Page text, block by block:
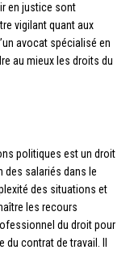
en justice sont
vigilant quant aux
avocat spécialisé en
au mieux les droits du
politiques est un droit
des salariés dans le
des situations et
les recours
du droit pour
contrat de travail. Il